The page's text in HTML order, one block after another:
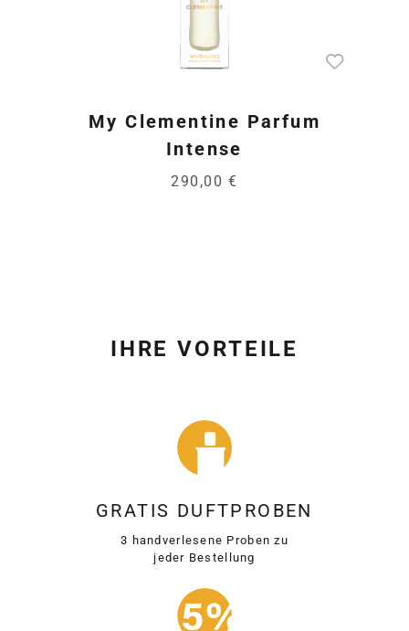
My Clementine Parfum
Intense
290,00 €
IHRE VORTEILE
GRATIS DUFTPROBEN
3 handverlesene Proben zu
jeder Bestellung